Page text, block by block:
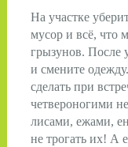
На участ­ке
мусор и всё, что
грызунов. После
и смените
сделать при
четвероногими
лисами, ежами,
не трогать их! А